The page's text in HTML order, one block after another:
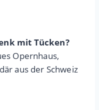
mit Tücken?
Opernhaus,
aus der Schweiz